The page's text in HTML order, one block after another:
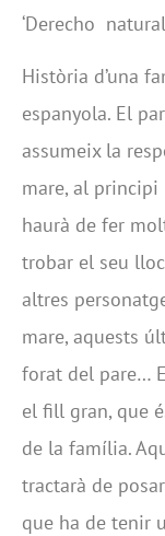
‘Derecho
Història d’una
espanyola. El
assumeix la
mare, al
haurà de fer
trobar el seu
altres
mare, aquests
forat del pare…
el fill gran, que
de la família.
tractarà de posar
que ha de tenir